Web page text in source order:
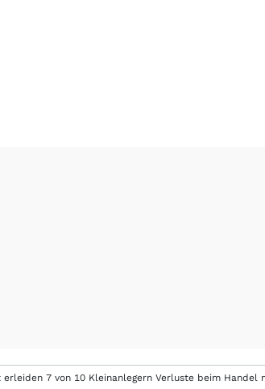
erleiden 7 von 10 Kleinanlegern Verluste beim